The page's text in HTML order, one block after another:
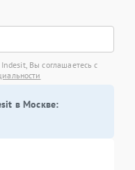
Вы соглашаетесь с
в Москве: